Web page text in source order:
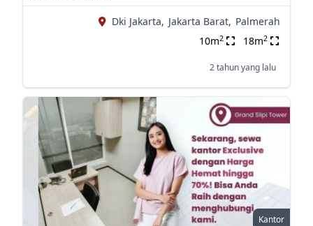
Dki Jakarta, Jakarta Barat, Palmerah
10m2 18m2
2 tahun yang lalu
Kantor